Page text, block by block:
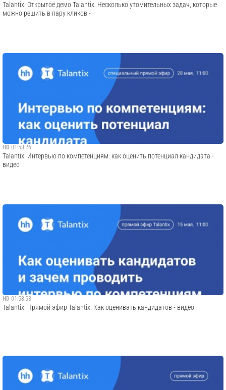
Talantix: Открытое демо Talantix. Несколько утомительных задач, которые
можно решить в пару кликов -
HD 01:58:26
Talantix: Интервью по компетенциям: как оценить потенциал кандидата -
видео
HD 01:58:53
Talantix: Прямой эфир Talantix. Как оценивать кандидатов - видео